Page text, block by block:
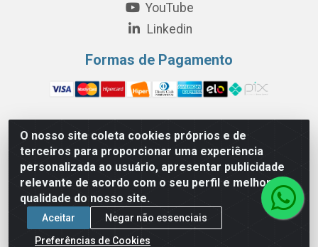
O nosso site coleta cookies próprios e de
terceiros para proporcionar uma experiência
personalizada ao usuário, apresentar publicidade
relevante de acordo com o seu perfil e melhorar a
qualidade do nosso site.
Aceitar
Negar não essenciais
Preferências de Cookies
YouTube
Linkedin
Formas de Pagamento
Perola Distribuição e Logística S/A - Av. Anhanguera km 24 N°
200 Bloco 12-A -Jardim Jaraguá, São Paulo/SP - Cep 05.275-
000 - CNPJ 06.204.131/0001-77